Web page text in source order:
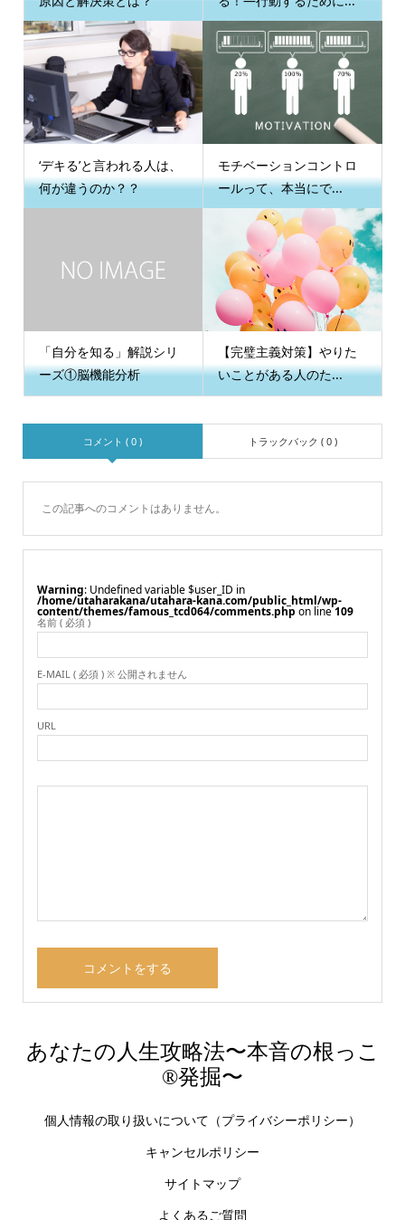
‘デキる’と言われる人は、
何が違うのか？？
モチベーションコントロ
ールって、本当にで...
「自分を知る」解説シリ
ーズ①脳機能分析
【完璧主義対策】やりた
いことがある人のた...
コメント ( 0 ) トラックバック ( 0 )
この記事へのコメントはありません。
Warning : Undefined variable $user_ID in
/home/utaharakana/utahara-kana.com/public_html/wp-
content/themes/famous_tcd064/comments.php on line109
名前 ( 必須 )
E-MAIL ( 必須 ) ※ 公開されません
URL
あなたの人生攻略法〜本音の根っこ
®︎発掘〜
個人情報の取り扱いについて（プライバシーポリシー）
キャンセルポリシー
サイトマップ
よくあるご質問